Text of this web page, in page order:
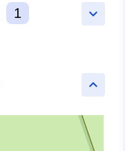
keyboard_arrow_down
1
keyboard_arrow_up